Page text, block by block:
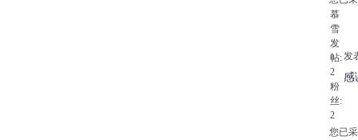
慕
雪
发
帖:
2
粉
丝:
2
发
感
您已